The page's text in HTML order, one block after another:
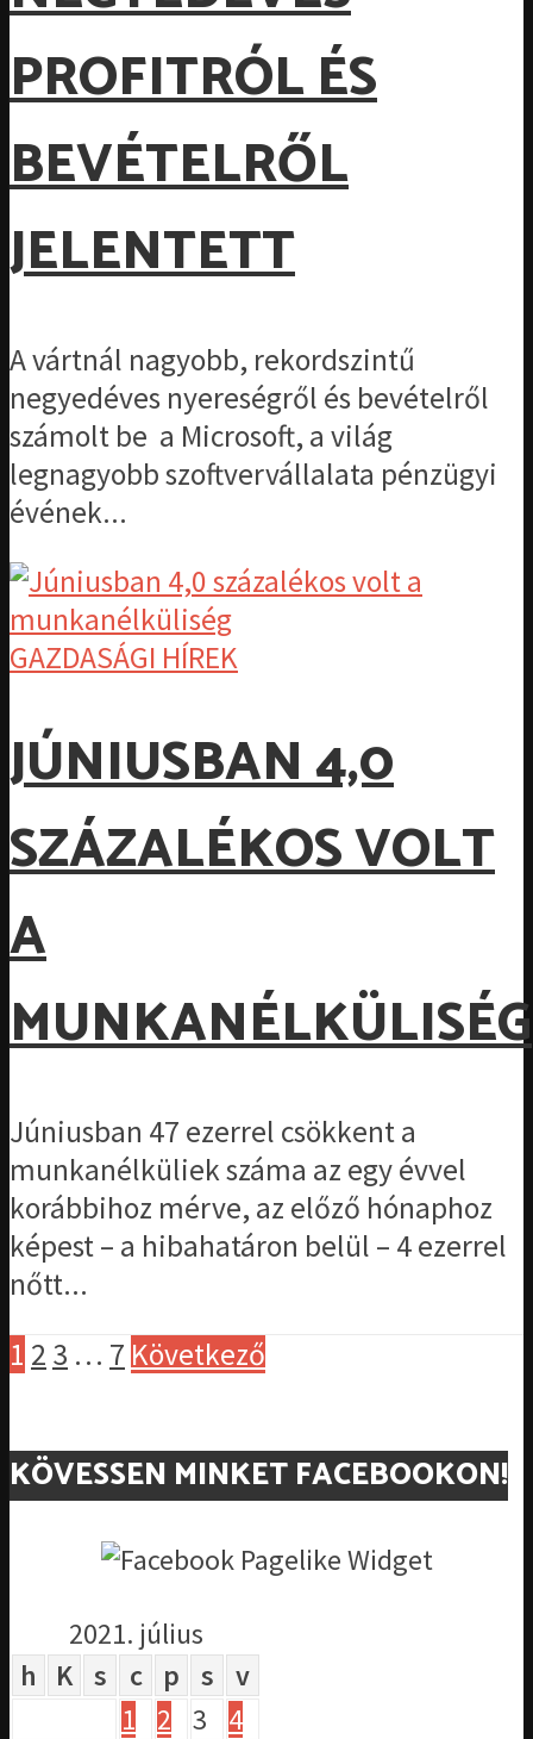
PROFITRÓL ÉS
BEVÉTELRŐL
JELENTETT
A vártnál nagyobb, rekordszintű
negyedéves nyereségről és bevételről
számolt be a Microsoft, a világ
legnagyobb szoftvervállalata pénzügyi
évének...
GAZDASÁGI HÍREK
JÚNIUSBAN 4,0
SZÁZALÉKOS VOLT
A
MUNKANÉLKÜLISÉG
Júniusban 47 ezerrel csökkent a
munkanélküliek száma az egy évvel
korábbihoz mérve, az előző hónaphoz
képest – a hibahatáron belül – 4 ezerrel
nőtt...
1 2 3 … 7 Következő
KÖVESSEN MINKET FACEBOOKON!
2021. július
h
K s c p s
v
1
2 3
4